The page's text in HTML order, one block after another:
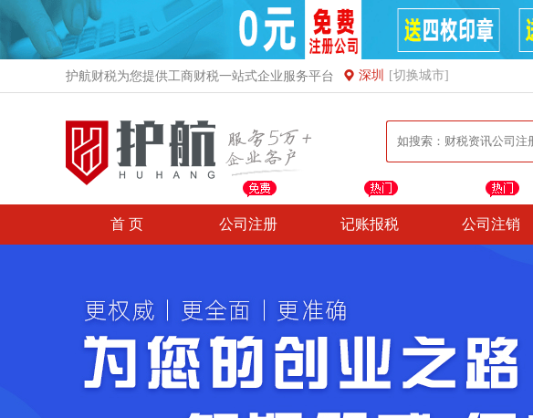
护航财税为您提供工商财税一站式企业服务平台 深圳 [切换城市]
首 页 公司注册 记账报税 公司注销